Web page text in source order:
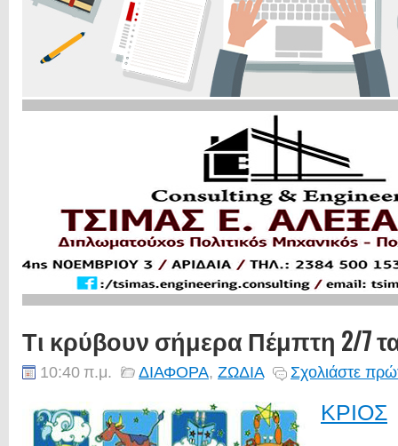
Τι κρύβουν σήμερα Πέμπτη 2/7
10:40 π.μ. ΔΙΑΦΟΡΑ, ΖΩΔΙΑ Σχολιάστε
ΚΡΙΟΣ